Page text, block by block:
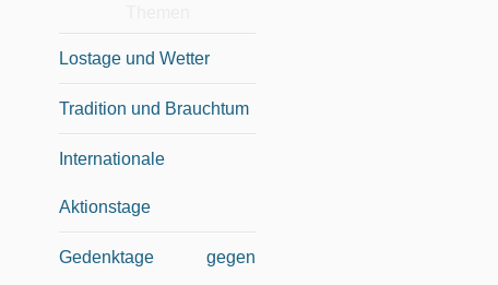
Lostage und Wetter
Tradition und Brauchtum
Internationale
Aktionstage
Gedenktage gegen